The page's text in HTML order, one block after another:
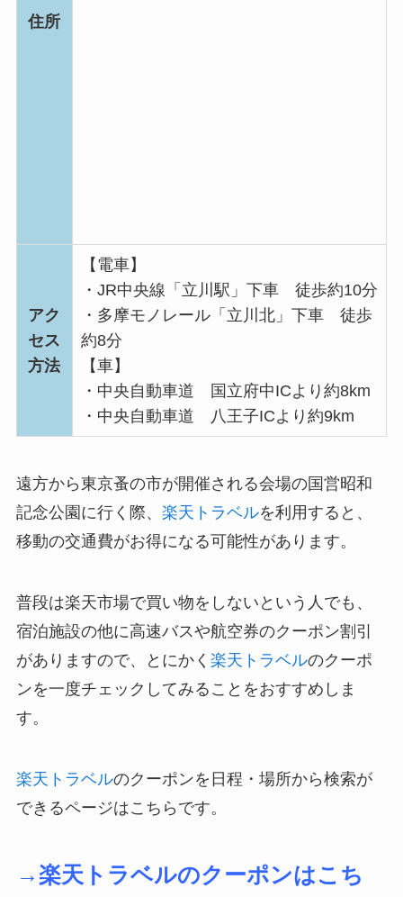
住所
アク
セス
方法
【電車】
・JR中央線「立川駅」下車 徒歩約10分
・多摩モノレール「立川北」下車 徒歩
約8分
【車】
・中央自動車道 国立府中ICより約8km
・中央自動車道 八王子ICより約9km
遠方から東京蚤の市が開催される会場の国営昭和
記念公園に行く際、 楽天トラベルを利用すると、
移動の交通費がお得になる可能性があります。
普段は楽天市場で買い物をしないという人でも、
宿泊施設の他に高速バスや航空券のクーポン割引
がありますので、とにかく 楽天トラベルのクーポ
ンを一度チェックしてみることをおすすめしま
す。
楽天トラベルのクーポンを日程・場所から検索が
できるページはこちらです。
→楽天トラベルのクーポンはこち